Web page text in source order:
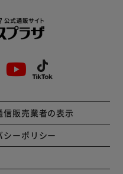
販売業者の表示
ーポリシー